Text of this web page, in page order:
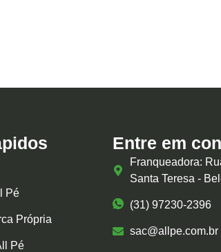
Pé
Própria
Pé
Entre em
Franqueadora:
Santa Teresa -
(31) 97230-2396
sac@allpe.com.br